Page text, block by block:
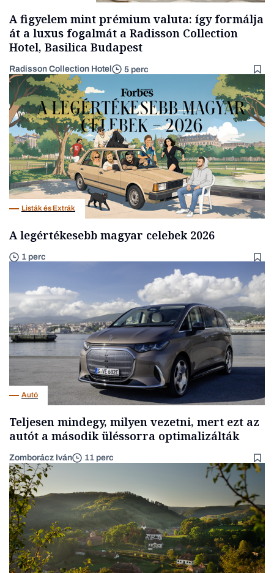
A figyelem mint prémium valuta: így formálja
át a luxus fogalmát a Radisson Collection
Hotel, Basilica Budapest
Radisson Collection Hotel 5 perc
Listák és Extrák
A legértékesebb magyar celebek 2026
1 perc
Autó
Teljesen mindegy, milyen vezetni, mert ezt az
autót a második üléssorra optimalizálták
Zomborácz Iván 11 perc